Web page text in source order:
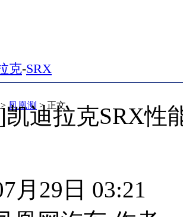
克-SRX
>凤凰测 > 正文
迪拉克SRX性
月29日 03:21